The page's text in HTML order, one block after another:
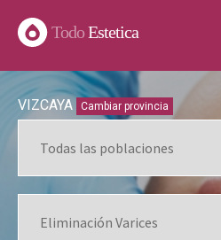
TodoEstetica
VIZCAYA Cambiar provincia